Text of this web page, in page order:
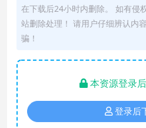
在下载后24小时内删除。 如有侵
站删除处理！ 请用户仔细辨认内
骗！
本资源登录
登录后